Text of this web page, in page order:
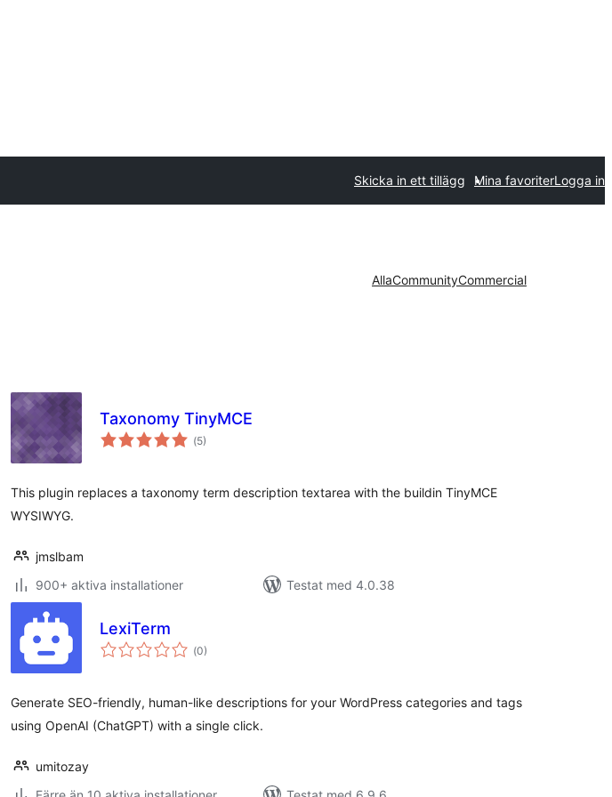
Skicka in ett tillägg Mina favoriterLogga in
AllaCommunityCommercial
Taxonomy TinyMCE
(Totalt
antal
5)
This plugin replaces a taxonomy term description textarea with the buildin TinyMCE
WYSIWYG.
jmslbam
900+ aktiva installationer
Testat med 4.0.38
LexiTerm
(Totalt
antal
0)
Generate SEO-friendly, human-like descriptions for your WordPress categories and tags
using OpenAI (ChatGPT) with a single click.
umitozay